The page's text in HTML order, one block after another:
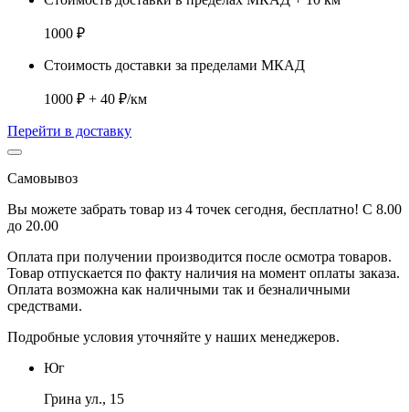
1000 ₽
Стоимость доставки за пределами МКАД
1000 ₽ + 40 ₽/км
Перейти в доставку
Самовывоз
Вы можете забрать товар из 4 точек сегодня, бесплатно! С 8.00
до 20.00
Оплата при получении производится после осмотра товаров.
Товар отпускается по факту наличия на момент оплаты заказа.
Оплата возможна как наличными так и безналичными
средствами.
Подробные условия уточняйте у наших менеджеров.
Юг
Грина ул., 15